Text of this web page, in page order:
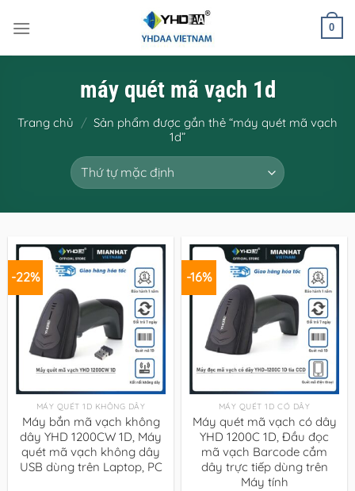
qua
0
máy quét mã vạch 1d
Trang chủ / Sản phẩm được gắn thẻ “máy quét mã vạch
1d”
-22%
MÁY QUÉT 1D KHÔNG DÂY
Máy bắn mã vạch không
dây YHD 1200CW 1D, Máy
quét mã vạch không dây
USB dùng trên Laptop, PC
-16%
MÁY QUÉT 1D CÓ DÂY
Máy quét mã vạch có dây
YHD 1200C 1D, Đầu đọc
mã vạch Barcode cắm
dây trực tiếp dùng trên
Máy tính